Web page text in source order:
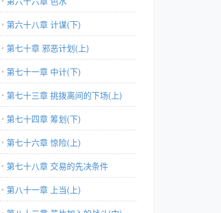
第六十八章 计谋(下)
第七十章 邪恶计划(上)
第七十一章 中计(下)
第七十三章 挑拨离间的下场(上)
第七十四章 筹划(下)
第七十六章 惊险(上)
第七十八章 交易的先决条件
第八十一章 上当(上)